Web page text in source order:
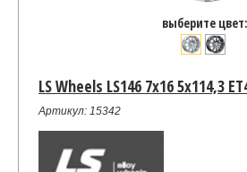
выберите цвет:
LS Wheels LS146 7x16 5x114,3
Артикул: 15342